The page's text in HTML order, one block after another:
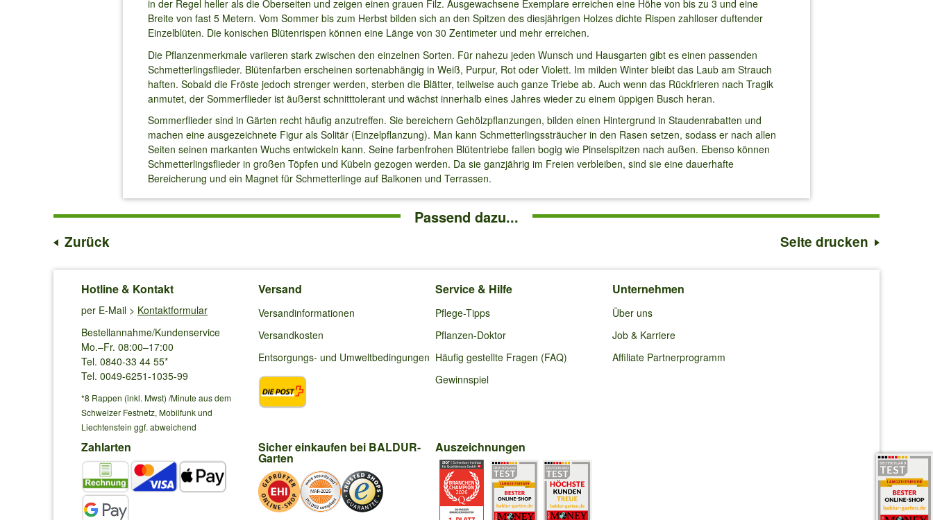
in der Regel heller als die Oberseiten und zeigen einen grauen Filz. Ausgewachsene Exemplare erreichen eine Höhe von bis zu 3 und eine
Breite von fast 5 Metern. Vom Sommer bis zum Herbst bilden sich an den Spitzen des diesjährigen Holzes dichte Rispen zahlloser duftender
Einzelblüten. Die konischen Blütenrispen können eine Länge von 30 Zentimeter und mehr erreichen.
Die Pflanzenmerkmale variieren stark zwischen den einzelnen Sorten. Für nahezu jeden Wunsch und Hausgarten gibt es einen passenden
Schmetterlingsflieder. Blütenfarben erscheinen sortenabhängig in Weiß, Purpur, Rot oder Violett. Im milden Winter bleibt das Laub am Strauch
haften. Sobald die Fröste jedoch strenger werden, sterben die Blätter, teilweise auch ganze Triebe ab. Auch wenn das Rückfrieren nach Tragik
anmutet, der Sommerflieder ist äußerst schnitttolerant und wächst innerhalb eines Jahres wieder zu einem üppigen Busch heran.
Sommerflieder sind in Gärten recht häufig anzutreffen. Sie bereichern Gehölzpflanzungen, bilden einen Hintergrund in Staudenrabatten und
machen eine ausgezeichnete Figur als Solitär (Einzelpflanzung). Man kann Schmetterlingssträucher in den Rasen setzen, sodass er nach allen
Seiten seinen markanten Wuchs entwickeln kann. Seine farbenfrohen Blütentriebe fallen bogig wie Pinselspitzen nach außen. Ebenso können
Schmetterlingsflieder in großen Töpfen und Kübeln gezogen werden. Da sie ganzjährig im Freien verbleiben, sind sie eine dauerhafte
Bereicherung und ein Magnet für Schmetterlinge auf Balkonen und Terrassen.
Passend dazu...
Zurück Seite drucken
Hotline & Kontakt
per E-Mail > Kontaktformular
Bestellannahme/Kundenservice
Mo.–Fr. 08:00–17:00
Tel. 0840-33 44 55*
Tel. 0049-6251-1035-99
*8 Rappen (inkl. Mwst) /Minute aus dem
Schweizer Festnetz, Mobilfunk und
Liechtenstein ggf. abweichend
Versand
Versandinformationen
Versandkosten
Entsorgungs- und Umweltbedingungen
Service & Hilfe
Pflege-Tipps
Pflanzen-Doktor
Häufig gestellte Fragen (FAQ)
Gewinnspiel
Unternehmen
Über uns
Job & Karriere
Affiliate Partnerprogramm
Zahlarten Sicher einkaufen bei BALDUR-
Garten
Auszeichnungen